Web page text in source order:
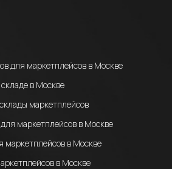
для маркетплейсов в Москве
в Москве
маркетплейсов
маркетплейсов в Москве
маркетплейсов в Москве
в Москве